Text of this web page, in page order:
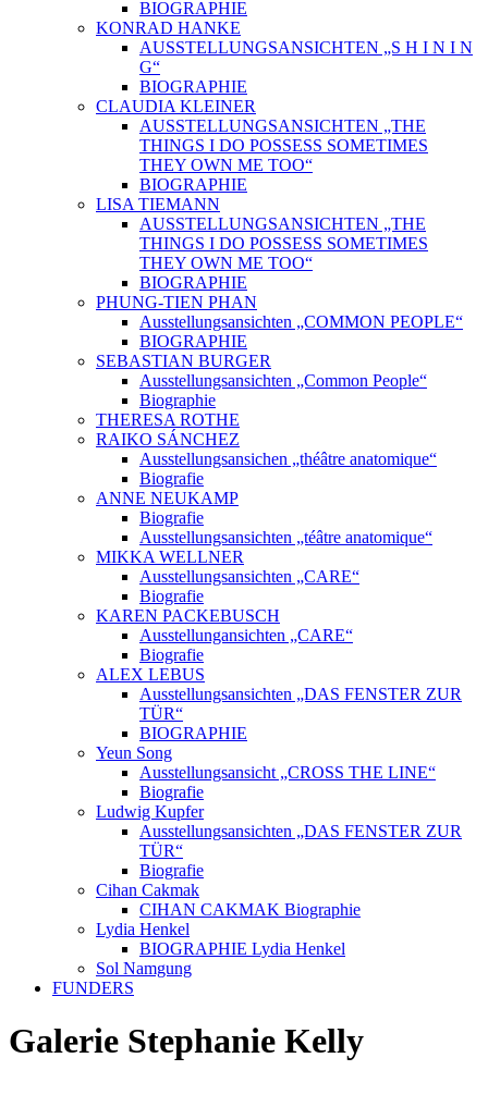
BIOGRAPHIE
KONRAD HANKE
AUSSTELLUNGSANSICHTEN „S H I N I N
G“
BIOGRAPHIE
CLAUDIA KLEINER
AUSSTELLUNGSANSICHTEN „THE
THINGS I DO POSSESS SOMETIMES
THEY OWN ME TOO“
BIOGRAPHIE
LISA TIEMANN
AUSSTELLUNGSANSICHTEN „THE
THINGS I DO POSSESS SOMETIMES
THEY OWN ME TOO“
BIOGRAPHIE
PHUNG-TIEN PHAN
Ausstellungsansichten „COMMON PEOPLE“
BIOGRAPHIE
SEBASTIAN BURGER
Ausstellungsansichten „Common People“
Biographie
THERESA ROTHE
RAIKO SÁNCHEZ
Ausstellungsansichen „théâtre anatomique“
Biografie
ANNE NEUKAMP
Biografie
Ausstellungsansichten „téâtre anatomique“
MIKKA WELLNER
Ausstellungsansichten „CARE“
Biografie
KAREN PACKEBUSCH
Ausstellungansichten „CARE“
Biografie
ALEX LEBUS
Ausstellungsansichten „DAS FENSTER ZUR
TÜR“
BIOGRAPHIE
Yeun Song
Ausstellungsansicht „CROSS THE LINE“
Biografie
Ludwig Kupfer
Ausstellungsansichten „DAS FENSTER ZUR
TÜR“
Biografie
Cihan Cakmak
CIHAN CAKMAK Biographie
Lydia Henkel
BIOGRAPHIE Lydia Henkel
Sol Namgung
FUNDERS
Galerie Stephanie Kelly